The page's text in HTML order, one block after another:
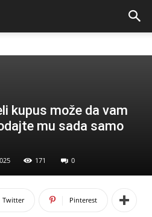
kupus može da vam
mu sada samo
171 0
Twitter Pinterest